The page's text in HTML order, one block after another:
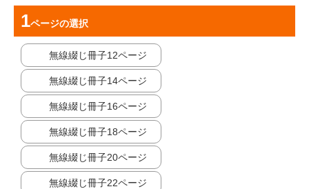
ページの選択
無線綴じ冊子12ページ
無線綴じ冊子14ページ
無線綴じ冊子16ページ
無線綴じ冊子18ページ
無線綴じ冊子20ページ
無線綴じ冊子22ページ